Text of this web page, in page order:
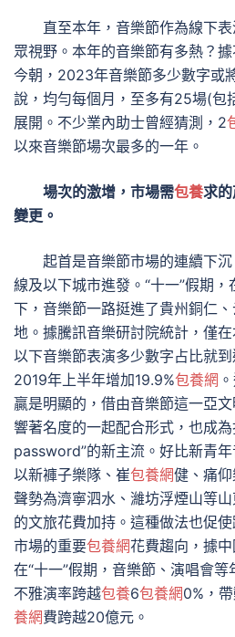
直至本年，音樂節作為線下
眾視野。本年的音樂節有多熱？
今朝，2023年音樂節多少數字或
說，均勻每個月，至多有25場(包
展開。不少業內助士曾經猜測，2
以來音樂節場次最多的一年。
場次的激增，市場需包養求
變更。
起首是音樂節市場的連續下
線及以下城市進發。“十一”假期
下，音樂節一路挺進了貴州銅仁
地。據騰訊音樂研討院統計，僅
以下音樂節表演多少數字占比就到
2019年上半年增加19.9%包養網
贏是明顯的，借由音樂節這一亞
響著名度的一起配合形式，也成為
password”的新主流。好比新青年
以新褲子樂隊、崔包養網健、痛
聲勢為濟寧泗水、濰坊浮煙山等
的文旅花費加持。這種做法也促
市場的重要包養網花費趨向，據
在“十一”假期，音樂節、演唱會
不雅演率跨越包養6包養網0%，
養網費跨越20億元。